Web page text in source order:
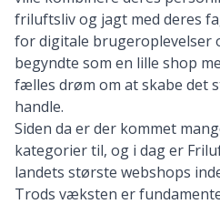
friluftsliv og jagt med deres
for digitale brugeroplevelser
begyndte som en lille shop
fælles drøm om at skabe det
handle.
Siden da er der kommet
kategorier til, og i dag er
landets største webshops
Trods væksten er